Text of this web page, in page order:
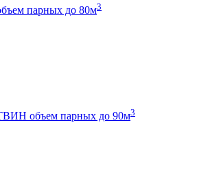
парных до 80м3
объем парных до 90м3